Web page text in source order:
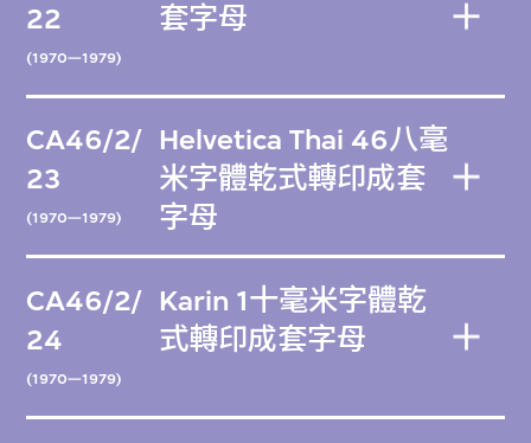
22
(1970—1979)
套字母
CA46/2/
23
(1970—1979)
Helvetica Thai 46八毫
米字體乾式轉印成套
字母
CA46/2/
24
(1970—1979)
Karin 1十毫米字體乾
式轉印成套字母